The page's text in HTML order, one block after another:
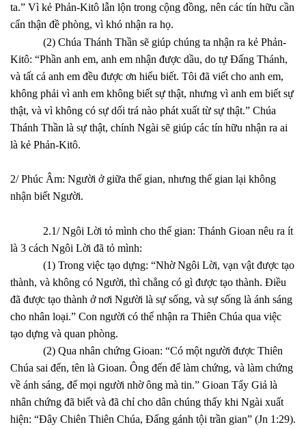
ta.” Vì kẻ Phản-Kitô lẫn lộn trong cộng đồng, nên các tín hữu cần
cẩn thận đề phòng, vì khó nhận ra họ.
(2) Chúa Thánh Thần sẽ giúp chúng ta nhận ra kẻ Phản-
Kitô: “Phần anh em, anh em nhận được dầu, do tự Đấng Thánh,
và tất cả anh em đều được ơn hiểu biết. Tôi đã viết cho anh em,
không phải vì anh em không biết sự thật, nhưng vì anh em biết sự
thật, và vì không có sự dối trá nào phát xuất từ sự thật.” Chúa
Thánh Thần là sự thật, chính Ngài sẽ giúp các tín hữu nhận ra ai
là kẻ Phản-Kitô.
2/ Phúc Âm: Người ở giữa thế gian, nhưng thế gian lại không
nhận biết Người.
2.1/ Ngôi Lời tỏ mình cho thế gian: Thánh Gioan nêu ra ít
là 3 cách Ngôi Lời đã tỏ mình:
(1) Trong việc tạo dựng: “Nhờ Ngôi Lời, vạn vật được tạo
thành, và không có Người, thì chẳng có gì được tạo thành. Điều
đã được tạo thành ở nơi Người là sự sống, và sự sống là ánh sáng
cho nhân loại.” Con người có thể nhận ra Thiên Chúa qua việc
tạo dựng và quan phòng.
(2) Qua nhân chứng Gioan: “Có một người được Thiên
Chúa sai đến, tên là Gioan. Ông đến để làm chứng, và làm chứng
về ánh sáng, để mọi người nhờ ông mà tin.” Gioan Tẩy Giả là
nhân chứng đã biết và đã chỉ cho dân chúng thấy khi Ngài xuất
hiện: “Đây Chiên Thiên Chúa, Đấng gánh tội trần gian” (Jn 1:29).